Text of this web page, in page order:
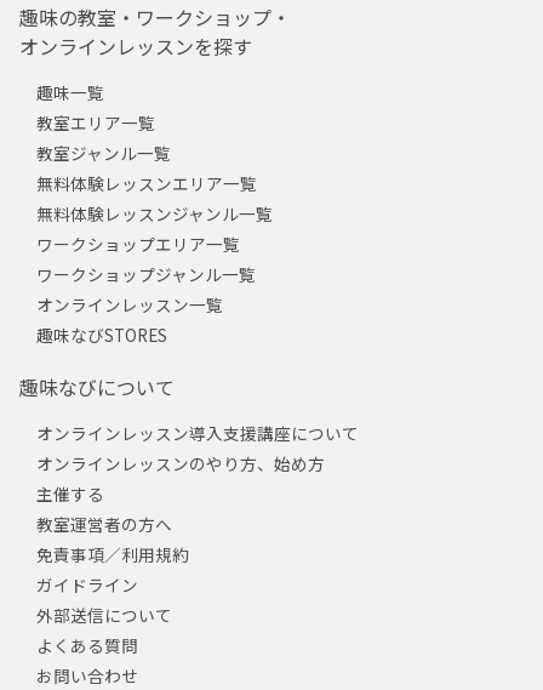
趣味の教室・ワークショップ・
オンラインレッスンを探す
趣味一覧
教室エリア一覧
教室ジャンル一覧
無料体験レッスンエリア一覧
無料体験レッスンジャンル一覧
ワークショップエリア一覧
ワークショップジャンル一覧
オンラインレッスン一覧
趣味なびSTORES
趣味なびについて
オンラインレッスン導入支援講座について
オンラインレッスンのやり方、始め方
主催する
教室運営者の方へ
免責事項／利用規約
ガイドライン
外部送信について
よくある質問
お問い合わせ